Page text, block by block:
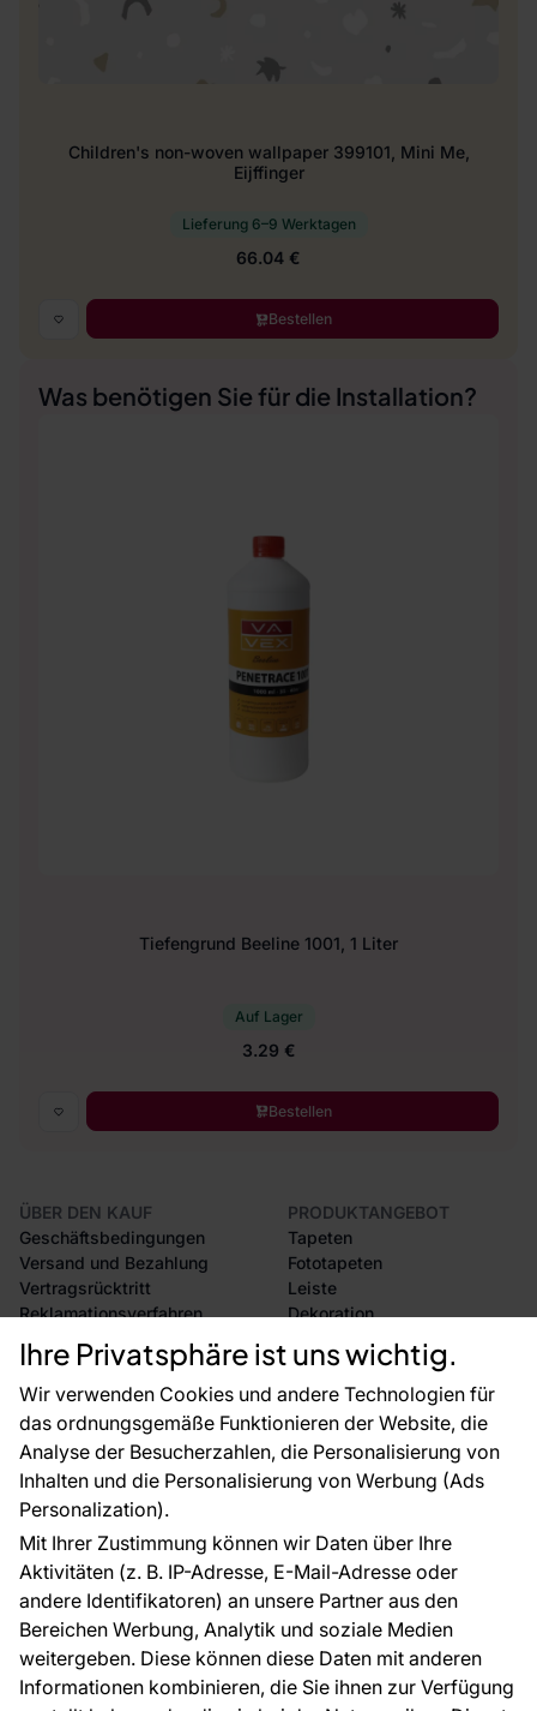
Ihre Privatsphäre ist uns wichtig.
Wir verwenden Cookies und andere Technologien für
das ordnungsgemäße Funktionieren der Website, die
Analyse der Besucherzahlen, die Personalisierung von
Inhalten und die Personalisierung von Werbung (Ads
Personalization).
Mit Ihrer Zustimmung können wir Daten über Ihre
Aktivitäten (z. B. IP-Adresse, E-Mail-Adresse oder
andere Identifikatoren) an unsere Partner aus den
Bereichen Werbung, Analytik und soziale Medien
weitergeben. Diese können diese Daten mit anderen
Informationen kombinieren, die Sie ihnen zur Verfügung
Children's non-woven wallpaper 399101, Mini Me,
Eijffinger
Lieferung 6–9 Werktagen
66.04 €
Bestellen
Was benötigen Sie für die Installation?
Tiefengrund Beeline 1001, 1 Liter
Auf Lager
3.29 €
Bestellen
ÜBER DEN KAUF
Geschäftsbedingungen
Versand und Bezahlung
Vertragsrücktritt
Reklamationsverfahren
Rücksendung von Waren
CE-Zertifizierung
Großhandel
Raumvisualisierung
PRODUKTANGEBOT
Tapeten
Fototapeten
Leiste
Dekoration
Selbstklebende Folien
Zubehör
Tapetenmuster
FÜR SIE
Blog
EU-Projekte
Ratschläge und Tipps
FAQ
ÜBER DAS UNTERNEHMEN